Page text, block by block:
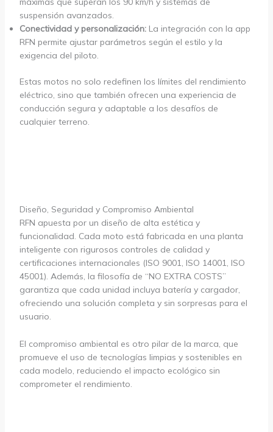
suspensión avanzados.
Conectividad y personalización:La integración con la app
RFN permite ajustar parámetros según el estilo y la
exigencia del piloto.
Estas motos no solo redefinen los límites del rendimiento
eléctrico, sino que también ofrecen una experiencia de
conducción segura y adaptable a los desafíos de
cualquier terreno.
Diseño, Seguridad y Compromiso Ambiental
RFN apuesta por un diseño de alta estética y
funcionalidad. Cada moto está fabricada en una planta
inteligente con rigurosos controles de calidad y
certificaciones internacionales (ISO 9001, ISO 14001, ISO
45001). Además, la filosofía de “NO EXTRA COSTS”
garantiza que cada unidad incluya batería y cargador,
ofreciendo una solución completa y sin sorpresas para el
usuario.
El compromiso ambiental es otro pilar de la marca, que
promueve el uso de tecnologías limpias y sostenibles en
cada modelo, reduciendo el impacto ecológico sin
comprometer el rendimiento.